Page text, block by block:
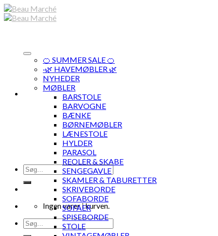
Skip
to
Søg
efter:
Ingen varer i kurven.
Søg
efter:
🍊 SUMMER SALE 🍊
·🌿 HAVEMØBLER 🌿
NYHEDER
MØBLER
BARSTOLE
BARVOGNE
BÆNKE
BØRNEMØBLER
LÆNESTOLE
HYLDER
PARASOL
REOLER & SKABE
SENGEGAVLE
SKAMLER & TABURETTER
SKRIVEBORDE
SOFABORDE
SOFAER
SPISEBORDE
STOLE